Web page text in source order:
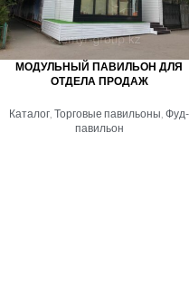
МОДУЛЬНЫЙ ПАВИЛЬОН ДЛЯ
ОТДЕЛА ПРОДАЖ
Каталог Торговые павильоны Фуд-
павильон